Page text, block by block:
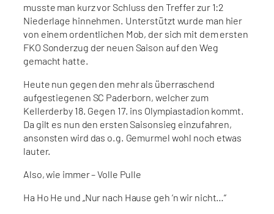
musste man kurz vor Schluss den Treffer zur 1:2
Niederlage hinnehmen. Unterstützt wurde man hier
von einem ordentlichen Mob, der sich mit dem ersten
FKO Sonderzug der neuen Saison auf den Weg
gemacht hatte.
Heute nun gegen den mehr als überraschend
aufgestiegenen SC Paderborn, welcher zum
Kellerderby 18. Gegen 17. ins Olympiastadion kommt.
Da gilt es nun den ersten Saisonsieg einzufahren,
ansonsten wird das o.g. Gemurmel wohl noch etwas
lauter.
Also, wie immer – Volle Pulle
Ha Ho He und „Nur nach Hause geh ‘n wir nicht…“